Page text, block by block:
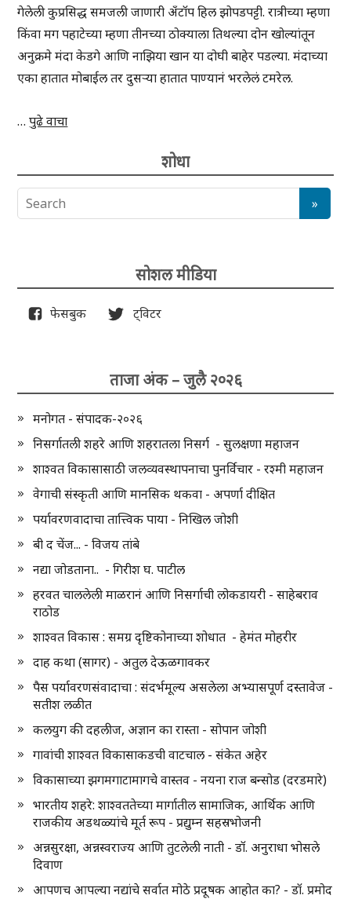
गेलेली कुप्रसिद्ध समजली जाणारी अँटॉप हिल झोपडपट्टी. रात्रीच्या म्हणा
किंवा मग पहाटेच्या म्हणा तीनच्या ठोक्याला तिथल्या दोन खोल्यांतून
अनुक्रमे मंदा केडगे आणि नाझिया खान या दोघी बाहेर पडल्या. मंदाच्या
एका हातात मोबाईल तर दुसऱ्या हातात पाण्यानं भरलेलं टमरेल.
…पुढे वाचा
शोधा
सोशल मीडिया
फेसबुक ट्विटर
ताजा अंक – जुलै २०२६
मनोगत - संपादक-२०२६
निसर्गातली शहरे आणि शहरातला निसर्ग - सुलक्षणा महाजन
शाश्वत विकासासाठी जलव्यवस्थापनाचा पुनर्विचार - रश्मी महाजन
वेगाची संस्कृती आणि मानसिक थकवा - अपर्णा दीक्षित
पर्यावरणवादाचा तात्त्विक पाया - निखिल जोशी
बी द चेंज... - विजय तांबे
नद्या जोडताना.. - गिरीश घ. पाटील
हरवत चाललेली माळरानं आणि निसर्गाची लोकडायरी - साहेबराव
राठोड
शाश्वत विकास : समग्र दृष्टिकोनाच्या शोधात - हेमंत मोहरीर
दाह कथा (सागर) - अतुल देऊळगावकर
पैस पर्यावरणसंवादाचा : संदर्भमूल्य असलेला अभ्यासपूर्ण दस्तावेज -
सतीश लळीत
कलयुग की दहलीज, अज्ञान का रास्ता - सोपान जोशी
गावांची शाश्वत विकासाकडची वाटचाल - संकेत अहेर
विकासाच्या झगमगाटामागचे वास्तव - नयना राज बन्सोड (दरडमारे)
भारतीय शहरे: शाश्वततेच्या मार्गातील सामाजिक, आर्थिक आणि
राजकीय अडथळ्यांचे मूर्त रूप - प्रद्युम्न सहस्रभोजनी
अन्नसुरक्षा, अन्नस्वराज्य आणि तुटलेली नाती - डॉ. अनुराधा भोसले
दिवाण
आपणच आपल्या नद्यांचे सर्वात मोठे प्रदूषक आहोत का? - डॉ. प्रमोद